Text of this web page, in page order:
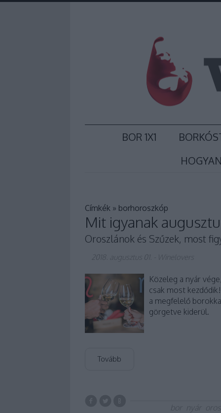
BOR 1X1
Címkék » borhoroszkóp
Mit igyanak
Oroszlánok és Szűzek, most
2018. augusztus 01. Winelovers
Közeleg a nyár
csak most
a megfelelő
görgetve kiderül.
Tovább
bor nyár